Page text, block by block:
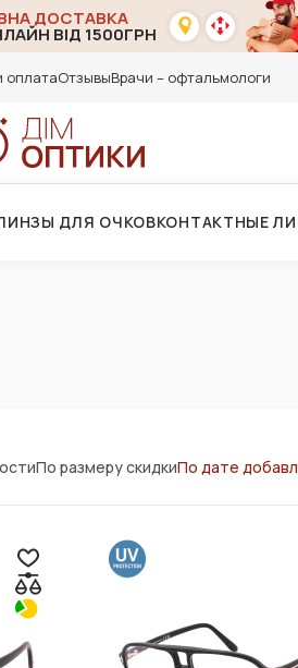
ДОСТАВКА
ВІД 1500ГРН
оплатаОтзывыВрачи – офтальмологи
ДЛЯ ОЧКОВКОНТАКТНЫЕ
По размеру скидкиПо дате